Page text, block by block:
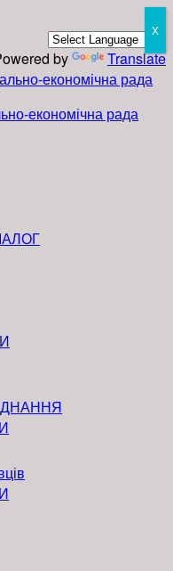
by
Translate
економічна рада
X